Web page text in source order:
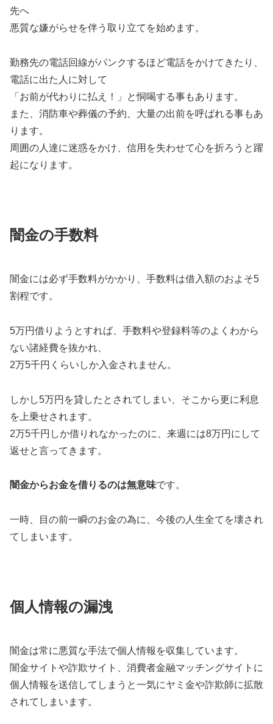
先へ
悪質な嫌がらせを伴う取り立てを始めます。
勤務先の電話回線がパンクするほど電話をかけてきたり、
電話に出た人に対して
「お前が代わりに払え！」と恫喝する事もあります。
また、消防車や葬儀の予約、大量の出前を呼ばれる事もあ
ります。
周囲の人達に迷惑をかけ、信用を失わせて心を折ろうと躍
起になります。
闇金の手数料
闇金には必ず手数料がかかり、手数料は借入額のおよそ5
割程です。
5万円借りようとすれば、手数料や登録料等のよくわから
ない諸経費を抜かれ、
2万5千円くらいしか入金されません。
しかし5万円を貸したとされてしまい、そこから更に利息
を上乗せされます。
2万5千円しか借りれなかったのに、来週には8万円にして
返せと言ってきます。
闇金からお金を借りるのは無意味です。
一時、目の前一瞬のお金の為に、今後の人生全てを壊され
てしまいます。
個人情報の漏洩
闇金は常に悪質な手法で個人情報を収集しています。
闇金サイトや詐欺サイト、消費者金融マッチングサイトに
個人情報を送信してしまうと一気にヤミ金や詐欺師に拡散
されてしまいます。